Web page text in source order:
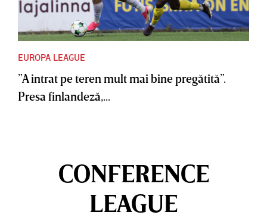
EUROPA LEAGUE
”A intrat pe teren mult mai bine pregătită”.
Presa finlandeză,...
CONFERENCE
LEAGUE